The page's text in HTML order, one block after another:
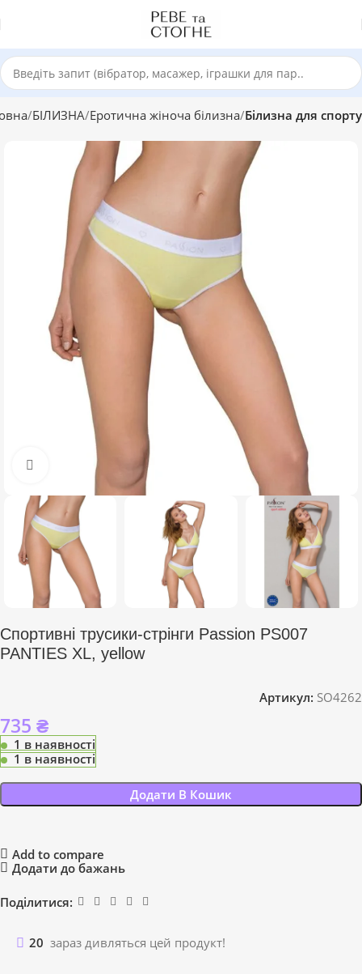
БІЛИЗНА Еротична жіноча білизна Білизна для спорту
Click to enlarge
Спортивні трусики-стрінги Passion PS007
PANTIES XL, yellow
Артикул: SO4262
735 ₴
1 в наявності
1 в наявності
Додати В Кошик
Add to compare
Додати до бажань
Поділитися:
20 зараз дивляться цей продукт!